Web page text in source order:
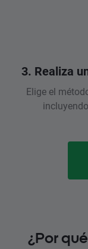
3. Realiza
Elige el
¿Por